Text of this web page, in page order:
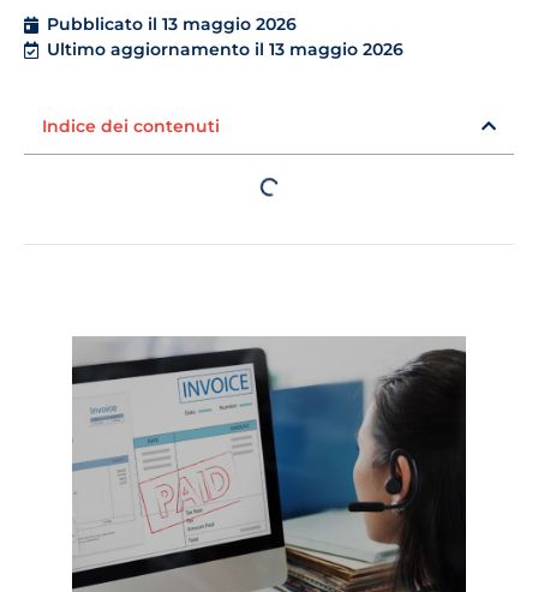
Pubblicato il 13 maggio 2026
Ultimo aggiornamento il 13 maggio 2026
Indice dei contenuti